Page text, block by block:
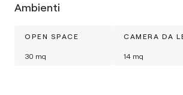
Ambienti
OPEN SPACE
30 mq
CAMERA DA
14 mq